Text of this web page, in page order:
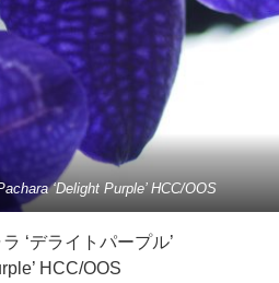
‘Delight Purple’ HCC/OOS
‘デライトパープル’
HCC/OOS